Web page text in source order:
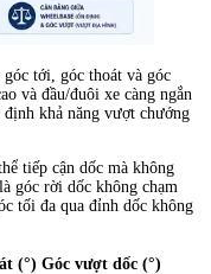
tới, góc thoát và góc
và đầu/đuôi xe càng ngắn
khả năng vượt chướng
tiếp cận dốc mà không
góc rời dốc không chạm
tối đa qua đỉnh dốc không
(°) Góc vượt dốc (°)